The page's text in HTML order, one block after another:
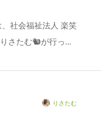
社会福祉法人 楽笑
さたむ🐿が行っ...
りさたむ